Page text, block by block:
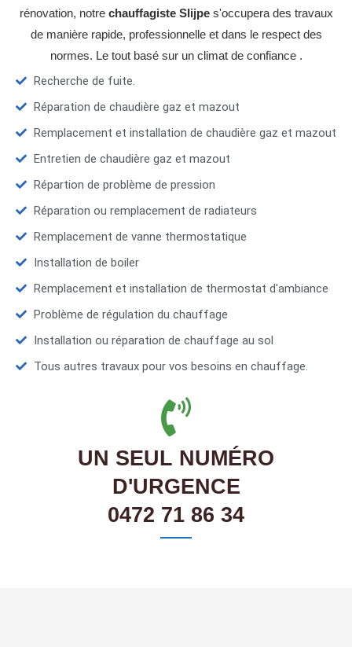
rénovation, notre chauffagiste Slijpes'occupera des travaux
de manière rapide, professionnelle et dans le respect des
normes. Le tout basé sur un climat de confiance .
Recherche de fuite.
Réparation de chaudière gaz et mazout
Remplacement et installation de chaudière gaz et mazout
Entretien de chaudière gaz et mazout
Répartion de problème de pression
Réparation ou remplacement de radiateurs
Remplacement de vanne thermostatique
Installation de boiler
Remplacement et installation de thermostat d'ambiance
Problème de régulation du chauffage
Installation ou réparation de chauffage au sol
Tous autres travaux pour vos besoins en chauffage.
UN SEUL NUMÉRO
D'URGENCE
0472 71 86 34